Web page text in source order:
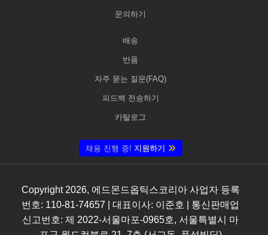
문의하기
배송
반품
자주 묻는 질문(FAQ)
피드백 전송하기
카탈로그
채용 진행 중! 지원하기
Copyright 2026, 에드몬드옵틱스코리아 사업자 등록
번호: 110-81-74657 | 대표이사: 이준호 | 통신판매업
신고번호: 제 2022-서울마포-0965호, 서울특별시 마